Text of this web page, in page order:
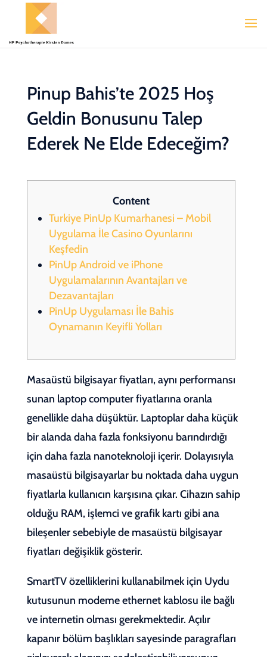
Pinup Bahis’te 2025 Hoş
Geldin Bonusunu Talep
Ederek Ne Elde Edeceğim?
Content
Turkiye PinUp Kumarhanesi – Mobil
Uygulama İle Casino Oyunlarını
Keşfedin
PinUp Android ve iPhone
Uygulamalarının Avantajları ve
Dezavantajları
PinUp Uygulaması İle Bahis
Oynamanın Keyifli Yolları
Masaüstü bilgisayar fiyatları, aynı performansı
sunan laptop computer fiyatlarına oranla
genellikle daha düşüktür. Laptoplar daha küçük
bir alanda daha fazla fonksiyonu barındırdığı
için daha fazla nanoteknoloji içerir. Dolayısıyla
masaüstü bilgisayarlar bu noktada daha uygun
fiyatlarla kullanıcın karşısına çıkar. Cihazın sahip
olduğu RAM, işlemci ve grafik kartı gibi ana
bileşenler sebebiyle de masaüstü bilgisayar
fiyatları değişiklik gösterir.
SmartTV özelliklerini kullanabilmek için Uydu
kutusunun modeme ethernet kablosu ile bağlı
ve internetin olması gerekmektedir. Açılır
kapanır bölüm başlıkları sayesinde paragrafları